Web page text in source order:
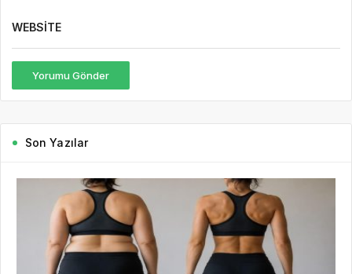
WEBSITE
Yorumu Gönder
Son Yazılar